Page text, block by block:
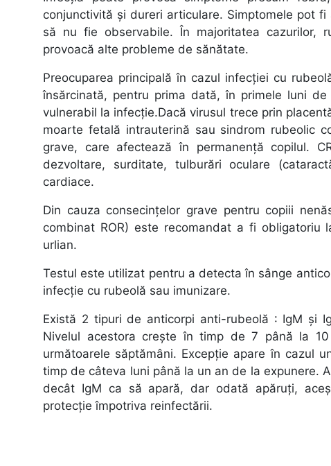
conjunctivită și dureri articulare. Simptomele pot
să nu fie observabile. În majoritatea
provoacă alte probleme de sănătate.
Preocuparea principală în cazul infecției cu
însărcinată, pentru prima dată, în primele luni
vulnerabil la infecție.Dacă virusul trece prin
moarte fetală intrauterină sau sindrom rubeolic
grave, care afectează în permanență copilul.
dezvoltare, surditate, tulburări oculare
cardiace.
Din cauza consecințelor grave pentru copiii
combinat ROR) este recomandat a fi
urlian.
Testul este utilizat pentru a detecta în sânge
infecție cu rubeolă sau imunizare.
Există 2 tipuri de anticorpi anti-rubeolă : IgM și
Nivelul acestora crește în timp de 7 până la
următoarele săptămâni. Excepție apare în cazul
timp de câteva luni până la un an de la expunere.
decât IgM ca să apară, dar odată apăruți,
protecție împotriva reinfectării.